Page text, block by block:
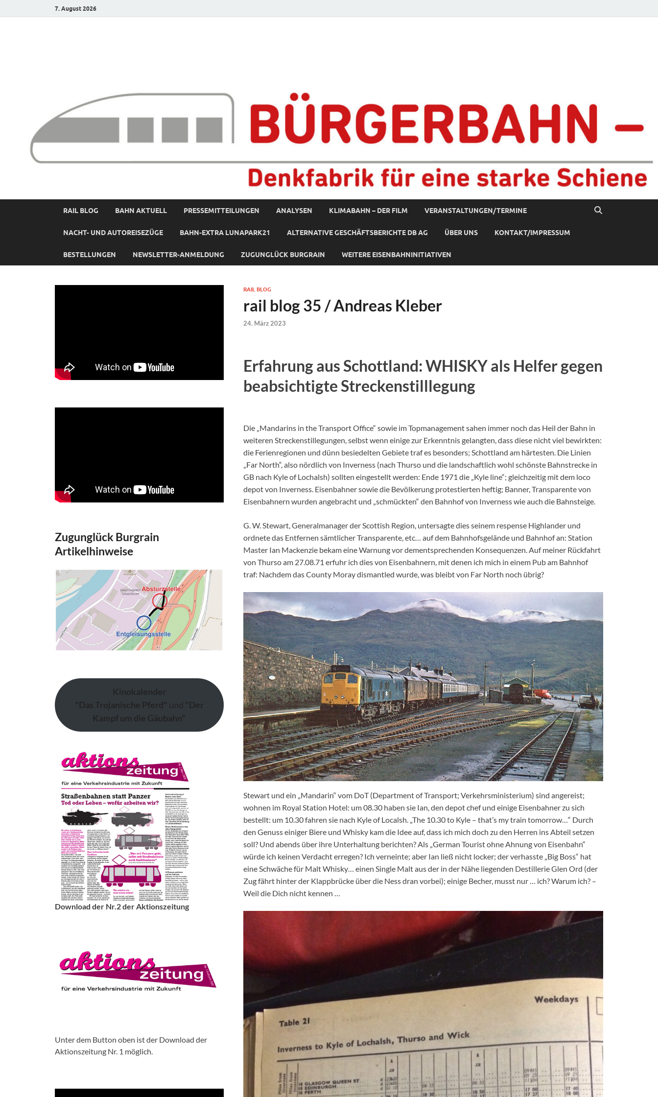
7. August 2026
RAIL BLOG BAHN AKTUELL PRESSEMITTEILUNGEN ANALYSEN KLIMABAHN – DER FILM VERANSTALTUNGEN/TERMINE
NACHT- UND AUTOREISEZÜGE BAHN-EXTRA LUNAPARK21 ALTERNATIVE GESCHÄFTSBERICHTE DB AG ÜBER UNS KONTAKT/IMPRESSUM
BESTELLUNGEN NEWSLETTER-ANMELDUNG ZUGUNGLÜCK BURGRAIN WEITERE EISENBAHNINITIATIVEN
RAIL BLOG
rail blog 35 / Andreas Kleber
24. März 2023
Erfahrung aus Schottland: WHISKY als Helfer gegen
beabsichtigte Streckenstilllegung
Die „Mandarins in the Transport Office“ sowie im Topmanagement sahen immer noch das Heil der Bahn in
weiteren Streckenstillegungen, selbst wenn einige zur Erkenntnis gelangten, dass diese nicht viel bewirkten:
die Ferienregionen und dünn besiedelten Gebiete traf es besonders; Schottland am härtesten. Die Linien
„Far North“, also nördlich von Inverness (nach Thurso und die landschaftlich wohl schönste Bahnstrecke in
GB nach Kyle of Lochalsh) sollten eingestellt werden: Ende 1971 die „Kyle line“; gleichzeitig mit dem loco
depot von Inverness. Eisenbahner sowie die Bevölkerung protestierten heftig; Banner, Transparente von
Eisenbahnern wurden angebracht und „schmückten“ den Bahnhof von Inverness wie auch die Bahnsteige.
G. W. Stewart, Generalmanager der Scottish Region, untersagte dies seinem respense Highlander und
ordnete das Entfernen sämtlicher Transparente, etc… auf dem Bahnhofsgelände und Bahnhof an: Station
Master Ian Mackenzie bekam eine Warnung vor dementsprechenden Konsequenzen. Auf meiner Rückfahrt
von Thurso am 27.08.71 erfuhr ich dies von Eisenbahnern, mit denen ich mich in einem Pub am Bahnhof
traf: Nachdem das County Moray dismantled wurde, was bleibt von Far North noch übrig?
Stewart und ein „Mandarin“ vom DoT (Department of Transport; Verkehrsministerium) sind angereist;
wohnen im Royal Station Hotel: um 08.30 haben sie Ian, den depot chef und einige Eisenbahner zu sich
bestellt: um 10.30 fahren sie nach Kyle of Localsh. „The 10.30 to Kyle – that’s my train tomorrow…“ Durch
den Genuss einiger Biere und Whisky kam die Idee auf, dass ich mich doch zu den Herren ins Abteil setzen
soll? Und abends über ihre Unterhaltung berichten? Als „German Tourist ohne Ahnung von Eisenbahn“
würde ich keinen Verdacht erregen? Ich verneinte; aber Ian ließ nicht locker; der verhasste „Big Boss“ hat
eine Schwäche für Malt Whisky… einen Single Malt aus der in der Nähe liegenden Destillerie Glen Ord (der
Zug fährt hinter der Klappbrücke über die Ness dran vorbei); einige Becher, musst nur … ich? Warum ich? –
Weil die Dich nicht kennen …
Zugunglück Burgrain
Artikelhinweise
Kinokalender
"Das Trojanische Pferd" und "Der
Kampf um die Gäubahn"
Download der Nr.2 der Aktionszeitung
Unter dem Button oben ist der Download der
Aktionszeitung Nr. 1 möglich.